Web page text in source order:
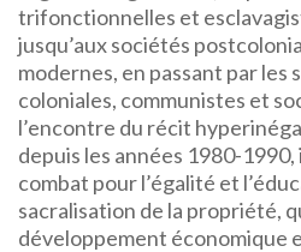
trifonctionnelles et
jusqu’aux sociétés
modernes, en passant par
coloniales, communistes et
l’encontre du récit
depuis les années 1980-1990,
combat pour l’égalité et
sacralisation de la propriété,
développement économique